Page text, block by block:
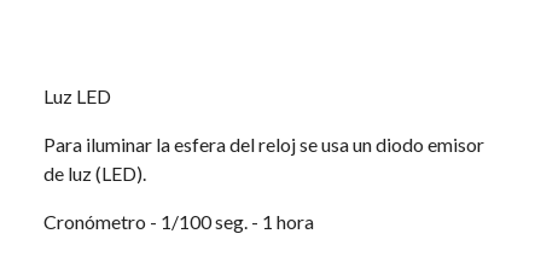
Luz LED
Para iluminar la esfera del reloj se usa un diodo emisor
de luz (LED).
Cronómetro - 1/100 seg. - 1 hora